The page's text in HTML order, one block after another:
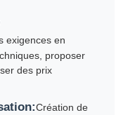
exigences en
proposer
des prix
Création de